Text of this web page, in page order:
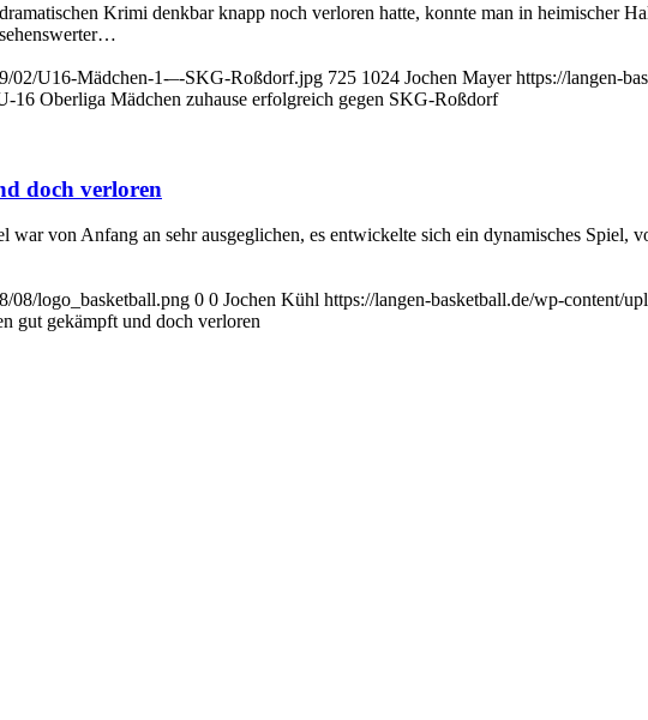
Krimi denkbar knapp noch verloren hatte, konnte man in heimischer
02/U16-Mädchen-1-–-SKG-Roßdorf.jpg 725 1024 Jochen Mayer https://langen-
16 Oberliga Mädchen zuhause erfolgreich gegen SKG-Roßdorf
doch verloren
von Anfang an sehr ausgeglichen, es entwickelte sich ein dynamisches Spiel,
08/logo_basketball.png 0 0 Jochen Kühl https://langen-basketball.de/wp-content/
gut gekämpft und doch verloren